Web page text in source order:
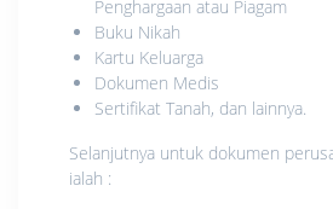
Penghargaan atau Piagam
Buku Nikah
Kartu Keluarga
Dokumen Medis
Sertifikat Tanah, dan lainnya.
Selanjutnya untuk dokumen
ialah :